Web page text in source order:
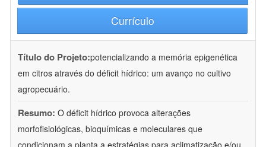
Currículo
Título do Projeto:potencializando a memória epigenética
em citros através do déficit hídrico: um avanço no cultivo
agropecuário.
Resumo: O déficit hídrico provoca alterações
morfofisiológicas, bioquímicas e moleculares que